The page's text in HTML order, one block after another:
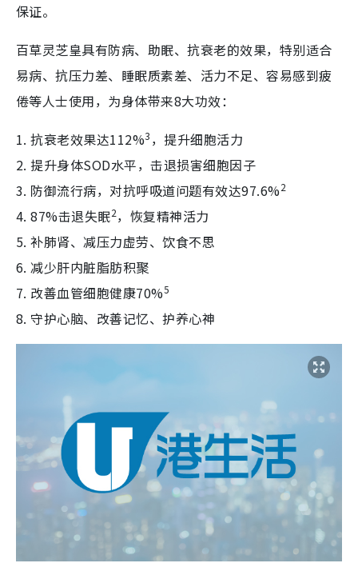
保证。
百草灵芝皇具有防病、助眠、抗衰老的效果，特别适合
易病、抗压力差、睡眠质素差、活力不足、容易感到疲
倦等人士使用，为身体带来8大功效：
1. 抗衰老效果达112%3 ，提升细胞活力
2. 提升身体SOD水平，击退损害细胞因子
3. 防御流行病，对抗呼吸道问题有效达97.6%2
4. 87%击退失眠2，恢复精神活力
5. 补肺肾、减压力虚劳、饮食不思
6. 减少肝内脏脂肪积聚
7. 改善血管细胞健康70%5
8. 守护心脑、改善记忆、护养心神